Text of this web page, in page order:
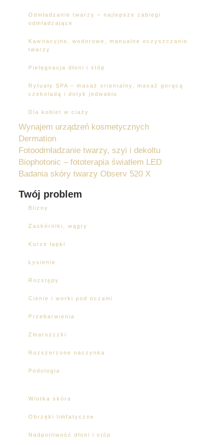
Odmładzanie twarzy – najlepsze zabiegi
odmładzające
Kawitacyjne, wodorowe, manualne oczyszczanie
twarzy
Pielęgnacja dłoni i stóp
Rytuały SPA – masaż orientalny, masaż gorącą
czekoladą i dotyk jedwabiu
Dla kobiet w ciaży
Wynajem urządzeń kosmetycznych
Dermation
Fotoodmładzanie twarzy, szyi i dekoltu
Biophotonic – fototerapia światłem LED
Badania skóry twarzy Observ 520 X
Twój problem
Blizny
Zaskórniki, wągry
Kurze łapki
Łysienie
Rozstępy
Cienie i worki pod oczami
Przebarwienia
Zmarszczki
Rozszerzone naczynka
Podologia
Wiotka skóra
Obrzęki limfatyczne
Nadpotliwość dłoni i stóp